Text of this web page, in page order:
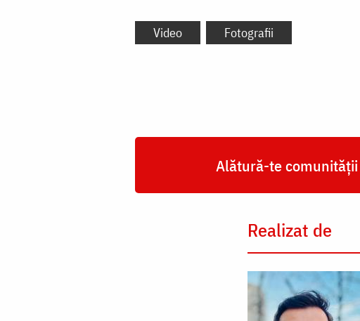
Video Fotografii
Alătură-te
Realizat de